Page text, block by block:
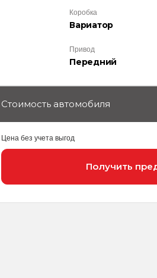
Коробка
Вариатор
Привод
Передний
Стоимость автомобиля
Цена без учета выгод
Получить